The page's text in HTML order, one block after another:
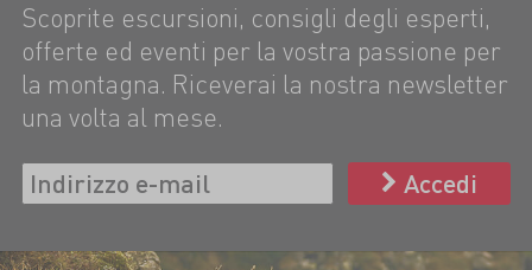
Scoprite escursioni, consigli degli esperti,
offerte ed eventi per la vostra passione per
la montagna. Riceverai la nostra newsletter
una volta al mese.
Accedi